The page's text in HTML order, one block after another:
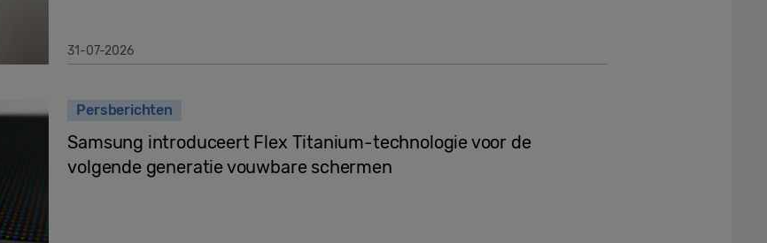
31-07-2026
Persberichten
Samsung introduceert Flex Titanium-technologie voor de
volgende generatie vouwbare schermen